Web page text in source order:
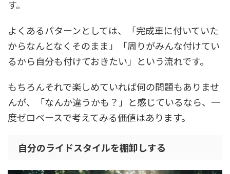
す。
よくあるパターンとしては、「完成車に付いていた
からなんとなくそのまま」「周りがみんな付けてい
るから自分も付けておきたい」という流れです。
もちろんそれで楽しめていれば何の問題もありませ
んが、「なんか違うかも？」と感じているなら、一
度ゼロベースで考えてみる価値はあります。
自分のライドスタイルを棚卸しする